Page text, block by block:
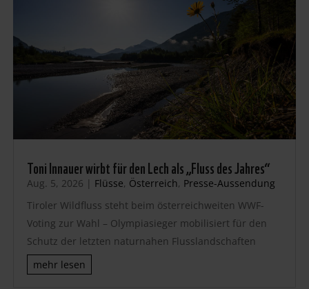
Toni Innauer wirbt für den Lech als „Fluss des Jahres“
Aug. 5, 2026 | Flüsse, Österreich, Presse-Aussendung
Tiroler Wildfluss steht beim österreichweiten WWF-
Voting zur Wahl – Olympiasieger mobilisiert für den
Schutz der letzten naturnahen Flusslandschaften
mehr lesen